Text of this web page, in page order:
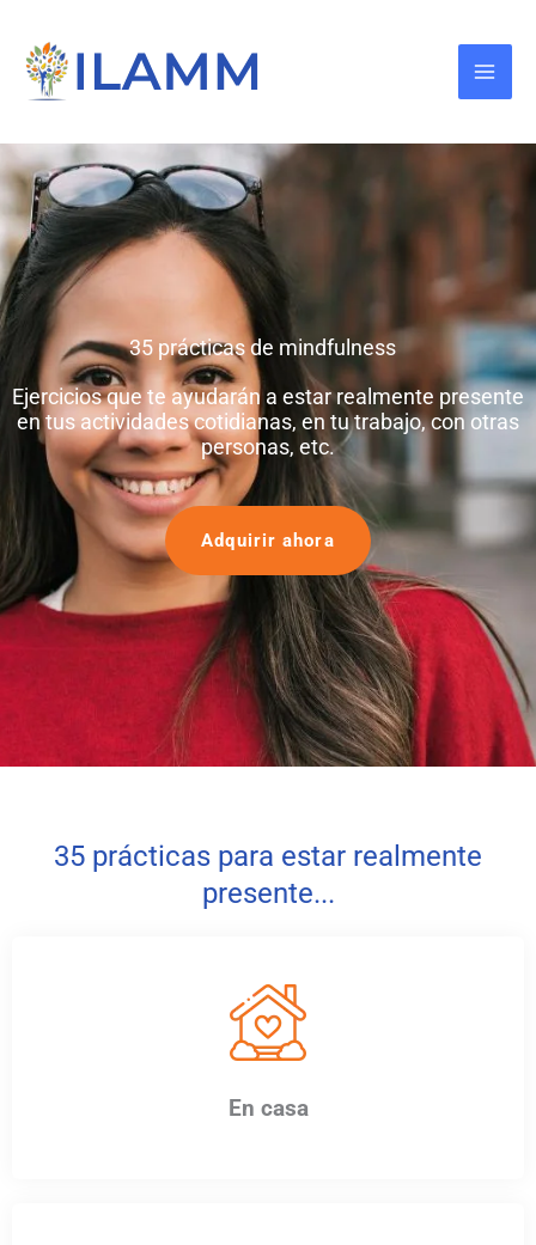
contenido
35 prácticas de mindfulness
Ejercicios que te ayudarán a estar realmente presente
en tus actividades cotidianas, en tu trabajo, con otras
personas, etc.
Adquirir ahora
35 prácticas para estar realmente
presente...
En casa